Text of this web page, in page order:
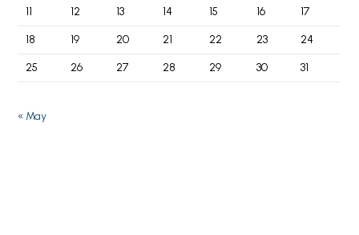
11 12 13 14 15 16 17
18 19 20 21 22 23 24
25 26 27 28 29 30 31
« May